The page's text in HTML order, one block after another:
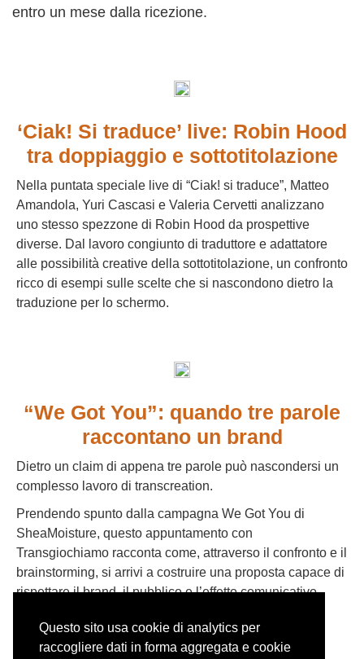
Questo sito usa cookie di analytics per
raccogliere dati in forma aggregata e cookie
entro un mese dalla ricezione.
‘Ciak! Si traduce’ live: Robin Hood
tra doppiaggio e sottotitolazione
Nella puntata speciale live di “Ciak! si traduce”, Matteo
Amandola, Yuri Cascasi e Valeria Cervetti analizzano
uno stesso spezzone di Robin Hood da prospettive
diverse. Dal lavoro congiunto di traduttore e adattatore
alle possibilità creative della sottotitolazione, un confronto
ricco di esempi sulle scelte che si nascondono dietro la
traduzione per lo schermo.
“We Got You”: quando tre parole
raccontano un brand
Dietro un claim di appena tre parole può nascondersi un
complesso lavoro di transcreation.
Prendendo spunto dalla campagna We Got You di
SheaMoisture, questo appuntamento con
Transgiochiamo racconta come, attraverso il confronto e il
brainstorming, si arrivi a costruire una proposta capace di
rispettare il brand, il pubblico e l’effetto comunicativo